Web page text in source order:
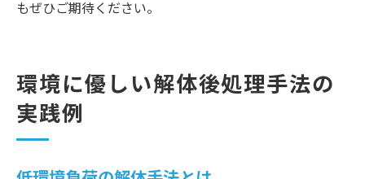
もぜひご期待ください。
環境に優しい解体後処理手法の
実践例